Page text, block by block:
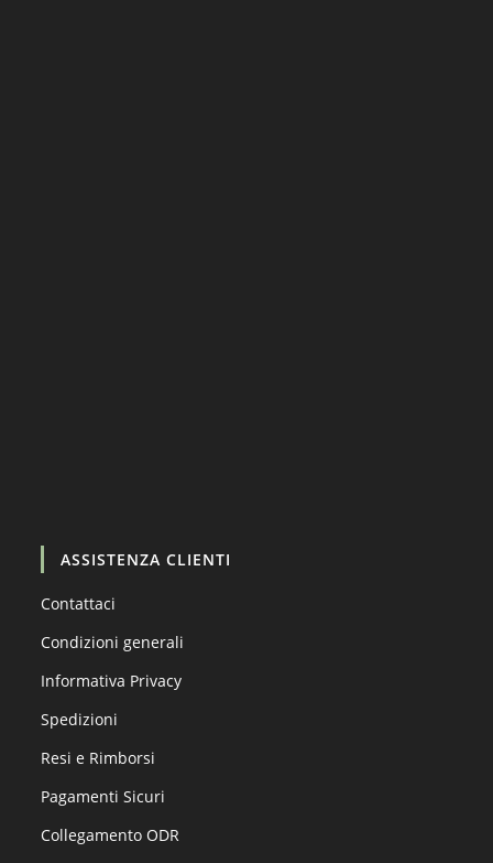
ASSISTENZA CLIENTI
Contattaci
Condizioni generali
Informativa Privacy
Spedizioni
Resi e Rimborsi
Pagamenti Sicuri
Collegamento ODR